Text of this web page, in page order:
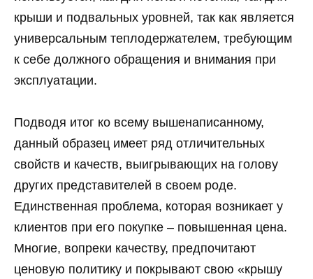
крыши и подвальных уровней, так как является
универсальным теплодержателем, требующим
к себе должного обращения и внимания при
эксплуатации.
Подводя итог ко всему вышенаписанному,
данный образец имеет ряд отличительных
свойств и качеств, выигрывающих на голову
других представителей в своем роде.
Единственная проблема, которая возникает у
клиентов при его покупке – повышенная цена.
Многие, вопреки качеству, предпочитают
ценовую политику и покрывают свою «крышу